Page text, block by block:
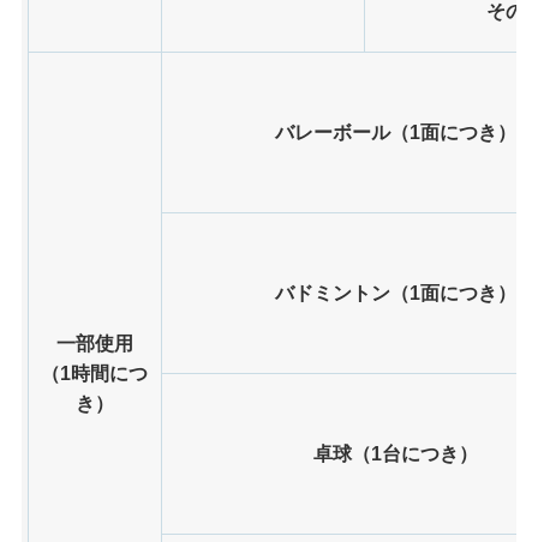
その
一部使用
（1時間につ
き）
バレーボール（1面につき）
バドミントン（1面につき）
卓球（1台につき）